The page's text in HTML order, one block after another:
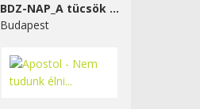
BDZ-NAP_A tücsök visszavág
Budapest